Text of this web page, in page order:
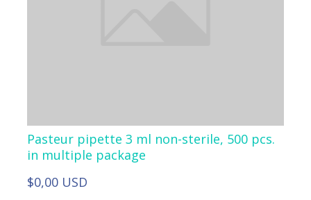
Pasteur pipette 3 ml non-sterile, 500 pcs.
in multiple package
$0,00 USD